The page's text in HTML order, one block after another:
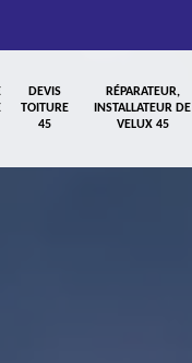
DEVIS
TOITURE
45
RÉPARATEUR,
INSTALLATEUR DE
VELUX 45